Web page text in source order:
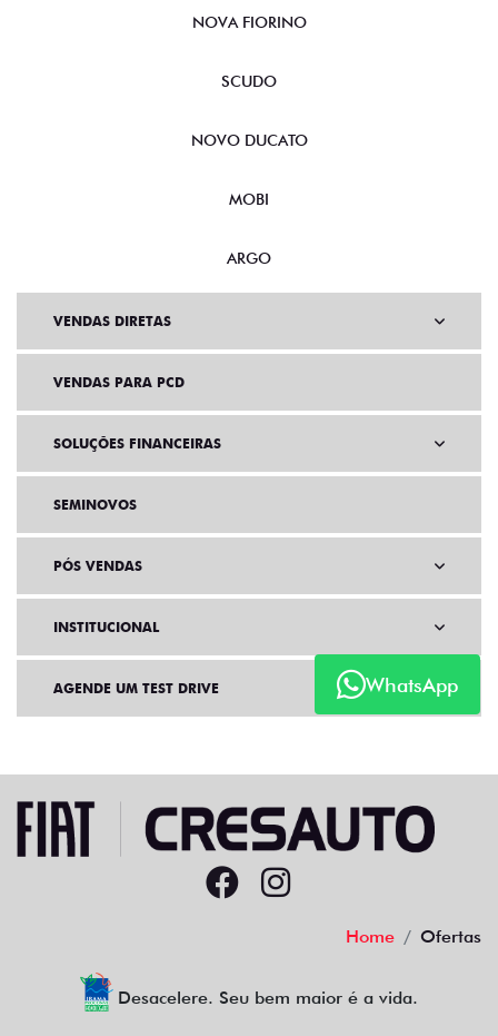
WhatsApp
NOVA FIORINO
SCUDO
NOVO DUCATO
MOBI
ARGO
VENDAS DIRETAS
VENDAS PARA PCD
SOLUÇÕES FINANCEIRAS
SEMINOVOS
PÓS VENDAS
INSTITUCIONAL
AGENDE UM TEST DRIVE
Home Ofertas
Desacelere. Seu bem maior é a vida.